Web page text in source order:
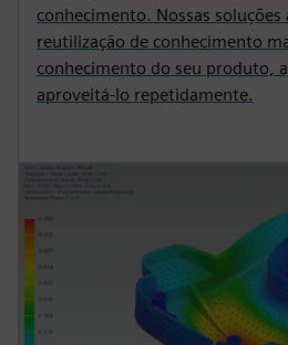
conhecimento. Nossas
reutilização de conhecimento
conhecimento do seu produto,
aproveitá-lo repetidamente.